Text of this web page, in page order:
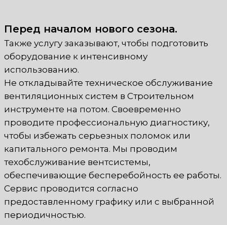
Перед началом нового сезона.
Также услугу заказывают, чтобы подготовить
оборудование к интенсивному
использованию.
Не откладывайте техническое обслуживание
вентиляционных систем в Строительном
инструменте на потом. Своевременно
проводите профессиональную диагностику,
чтобы избежать серьезных поломок или
капитального ремонта. Мы проводим
техобслуживание вентсистемы,
обеспечивающие бесперебойность ее работы.
Сервис проводится согласно
предоставленному графику или с выбранной
периодичностью.